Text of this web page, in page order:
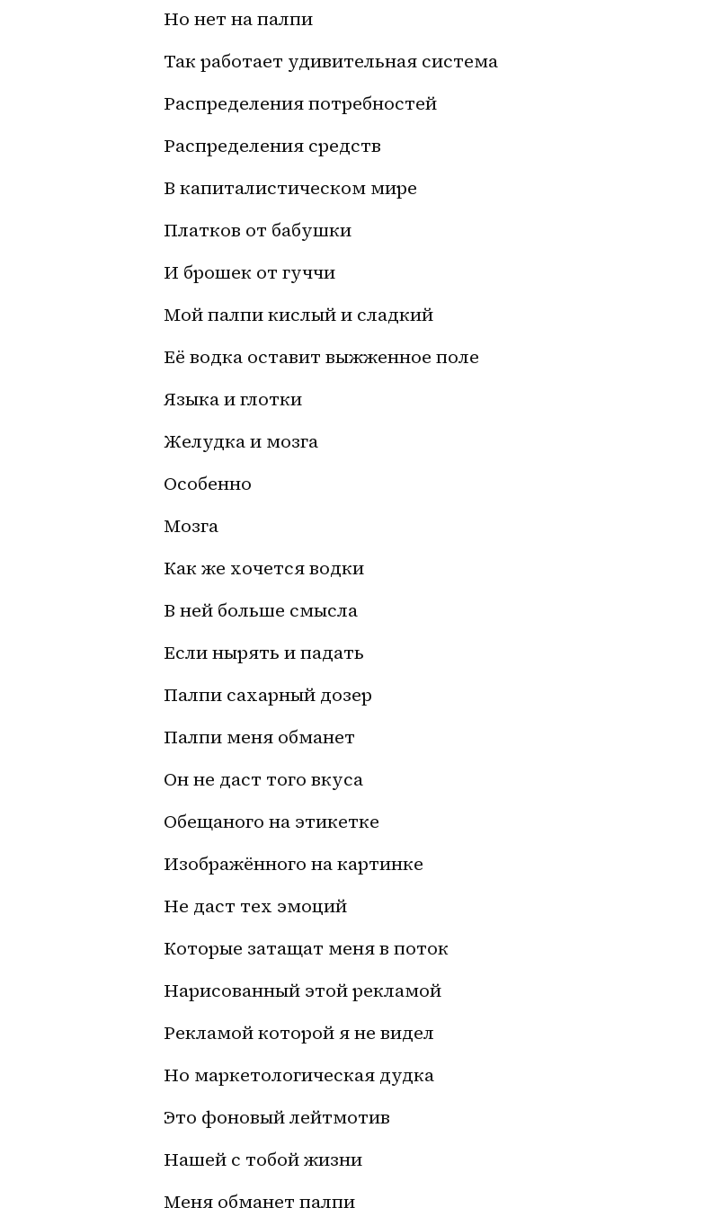
Но нет на палпи
Так работает удивительная система
Распределения потребностей
Распределения средств
В капиталистическом мире
Платков от бабушки
И брошек от гуччи
Мой палпи кислый и сладкий
Её водка оставит выжженное поле
Языка и глотки
Желудка и мозга
Особенно
Мозга
Как же хочется водки
В ней больше смысла
Если нырять и падать
Палпи сахарный дозер
Палпи меня обманет
Он не даст того вкуса
Обещаного на этикетке
Изображённого на картинке
Не даст тех эмоций
Которые затащат меня в поток
Нарисованный этой рекламой
Рекламой которой я не видел
Но маркетологическая дудка
Это фоновый лейтмотив
Нашей с тобой жизни
Меня обманет палпи